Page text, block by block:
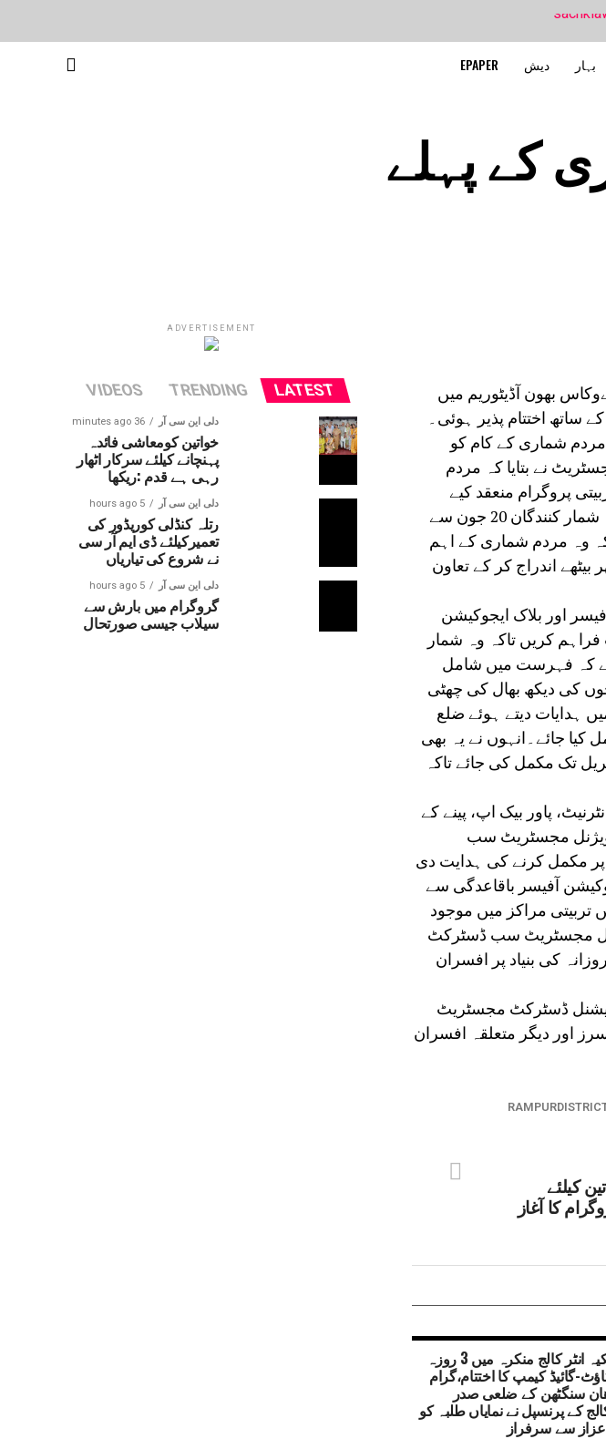
بہار دیش EPAPER
کے پہلے
نفاذ کے لیےوکاس بھون آڈیٹوریم میں
ساتھ اختتام پذیر ہوئی۔
شماری کے کام کو
نے بتایا کہ مردم
سطح پر 15 اپریل سے 5 مئی تک تربیتی پروگرام منعقد کیے
جائیں گے جس کے بعد 7 مئی سے 21 مئی تک خود گنتی کی جائے گی جب کہ شمار کنندگان 20 جون سے
وہ مردم شماری کے اہم
اندراج کر کے تعاون
آفیسر اور بلاک ایجوکیشن
کریں تاکہ وہ شمار
کہ فہرست میں شامل
یا بچوں کی دیکھ بھال کی چھٹی
ہدایات دیتے ہوئے ضلع
جائے۔انہوں نے یہ بھی
کی کہ تحصیل کی سطح پر ٹریننگ 15 اپریل سے شروع ہو کر 30 اپریل تک مکمل کی جائے تاکہ
پاور بیک اپ، پینے کے
ڈویژنل مجسٹریٹ سب
مکمل کرنے کی ہدایت دی
آفیسر باقاعدگی سے
تربیتی مراکز میں موجود
مجسٹریٹ سب ڈسٹرکٹ
کی بنیاد پر افسران
ڈسٹرکٹ مجسٹریٹ
اور دیگر متعلقہ افسران
کیلئے
کا آغاز
راجکیہ انٹر کالج منکرہ میں 3 روزہ
گائیڈ کیمپ کا اختتام،گرام
سنگٹھن کے ضلعی صدر
کے پرنسپل نے نمایاں طلبہ کو
سے سرفراز
ADVERTISEMENT
LATEST
TRENDING
VIDEOS
دلی این سی آر 36 minutes ago
خواتین کومعاشی فائدہ
پہنچانے کیلئے سرکار اٹھار
رہی ہے قدم :ریکھا
دلی این سی آر 5 hours ago
رتلہ کنڈلی کوریڈور کی
تعمیرکیلئے ڈی ایم آر سی
نے شروع کی تیاریاں
دلی این سی آر 5 hours ago
گروگرام میں بارش سے
سیلاب جیسی صورتحال